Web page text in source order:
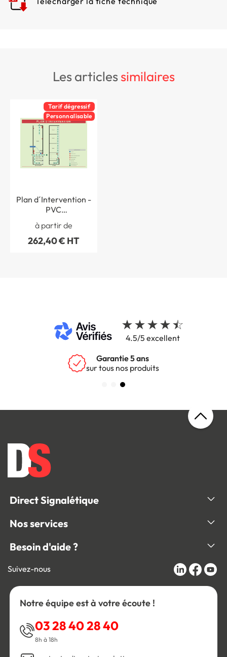
les articlessimilaires
Tarif dégressif
Personnalisable
Plan d´Intervention -
PVC
photoluminescent
avec cadre tout-en-un
à partir de
262,40 € HT
4.5/5 excellent
Livraison
rapide
Direct Signalétique
Nos services
Besoin d'aide ?
Suivez-nous
Notre équipe est à votre écoute !
03 28 40 28 40
8h à 18h